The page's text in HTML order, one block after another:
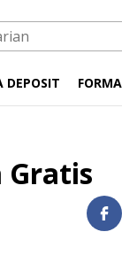
DEPOSIT
Gratis